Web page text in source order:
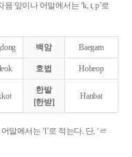
음 앞이나 어말에서는 ‘k, t, p’로
백암 Baegam
호법 Hobeop
한밭
[한받]
Hanbat
말에서는 ‘l’로 적는다. 단, ‘ㄹ